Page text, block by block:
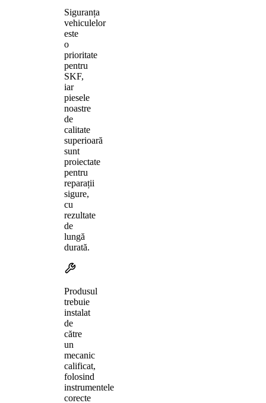
Siguranța
vehiculelor
este
o
prioritate
pentru
SKF,
iar
piesele
noastre
de
calitate
superioară
sunt
proiectate
pentru
reparații
sigure,
cu
rezultate
de
lungă
durată.
Produsul
trebuie
instalat
de
către
un
mecanic
calificat,
folosind
instrumentele
corecte